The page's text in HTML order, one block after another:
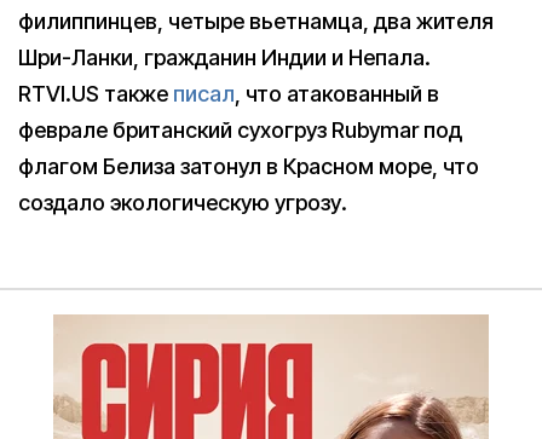
филиппинцев, четыре вьетнамца, два жителя
Шри-Ланки, гражданин Индии и Непала.
RTVI.US также писал, что атакованный в
феврале британский сухогруз Rubymar под
флагом Белиза затонул в Красном море, что
создало экологическую угрозу.